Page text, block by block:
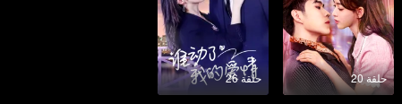
حلقة 20 حلقة 26